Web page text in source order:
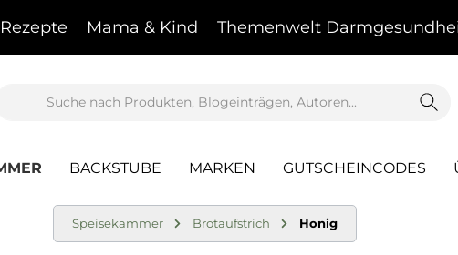
Rezepte Mama & Kind Themenwelt
BACKSTUBE MARKEN GUTSCHEINCODES
Speisekammer Brotaufstrich Honig